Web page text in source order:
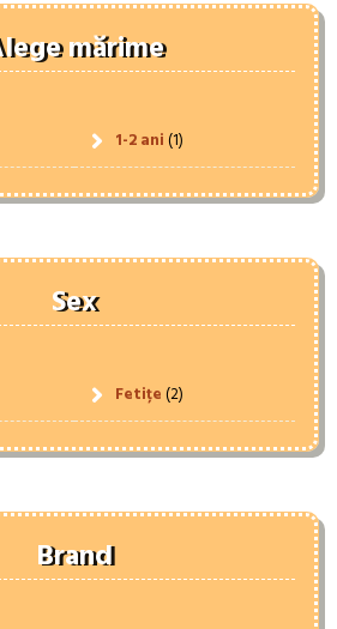
mărime
1-2 ani(1)
Sex
Fetițe(2)
Brand